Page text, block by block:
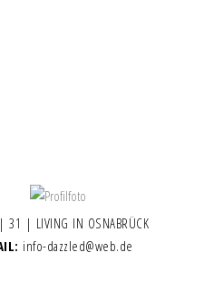
31 | LIVING IN OSNABRÜCK
info-dazzled@web.de